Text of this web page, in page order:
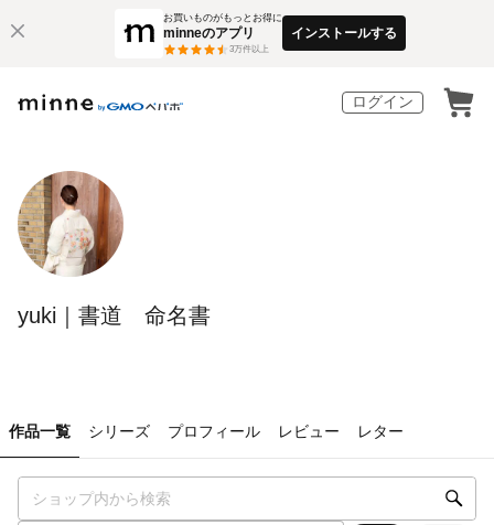
お買いものがもっとお得に
minneのアプリ
3万件以上
インストールする
ログイン
yuki｜書道 命名書
作品一覧 シリーズ プロフィール レビュー レター